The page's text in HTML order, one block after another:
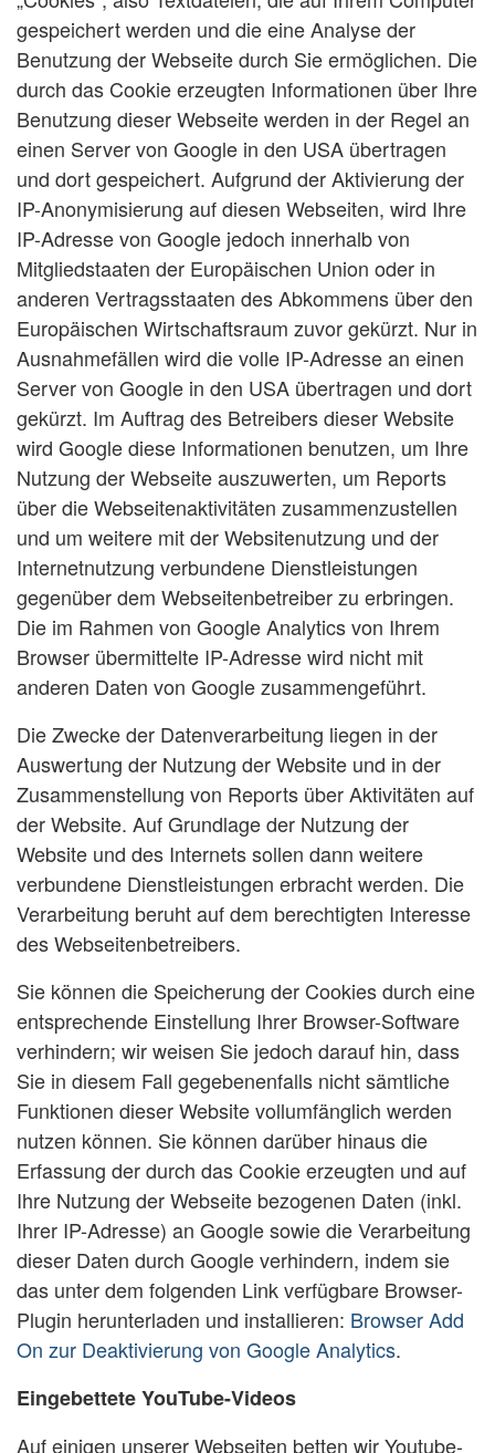
gespeichert werden und die eine Analyse der
Benutzung der Webseite durch Sie ermöglichen. Die
durch das Cookie erzeugten Informationen über Ihre
Benutzung dieser Webseite werden in der Regel an
einen Server von Google in den USA übertragen
und dort gespeichert. Aufgrund der Aktivierung der
IP-Anonymisierung auf diesen Webseiten, wird Ihre
IP-Adresse von Google jedoch innerhalb von
Mitgliedstaaten der Europäischen Union oder in
anderen Vertragsstaaten des Abkommens über den
Europäischen Wirtschaftsraum zuvor gekürzt. Nur in
Ausnahmefällen wird die volle IP-Adresse an einen
Server von Google in den USA übertragen und dort
gekürzt. Im Auftrag des Betreibers dieser Website
wird Google diese Informationen benutzen, um Ihre
Nutzung der Webseite auszuwerten, um Reports
über die Webseitenaktivitäten zusammenzustellen
und um weitere mit der Websitenutzung und der
Internetnutzung verbundene Dienstleistungen
gegenüber dem Webseitenbetreiber zu erbringen.
Die im Rahmen von Google Analytics von Ihrem
Browser übermittelte IP-Adresse wird nicht mit
anderen Daten von Google zusammengeführt.
Die Zwecke der Datenverarbeitung liegen in der
Auswertung der Nutzung der Website und in der
Zusammenstellung von Reports über Aktivitäten auf
der Website. Auf Grundlage der Nutzung der
Website und des Internets sollen dann weitere
verbundene Dienstleistungen erbracht werden. Die
Verarbeitung beruht auf dem berechtigten Interesse
des Webseitenbetreibers.
Sie können die Speicherung der Cookies durch eine
entsprechende Einstellung Ihrer Browser-Software
verhindern; wir weisen Sie jedoch darauf hin, dass
Sie in diesem Fall gegebenenfalls nicht sämtliche
Funktionen dieser Website vollumfänglich werden
nutzen können. Sie können darüber hinaus die
Erfassung der durch das Cookie erzeugten und auf
Ihre Nutzung der Webseite bezogenen Daten (inkl.
Ihrer IP-Adresse) an Google sowie die Verarbeitung
dieser Daten durch Google verhindern, indem sie
das unter dem folgenden Link verfügbare Browser-
Plugin herunterladen und installieren: Browser Add
On zur Deaktivierung von Google Analytics.
Eingebettete YouTube-Videos
Auf einigen unserer Webseiten betten wir Youtube-